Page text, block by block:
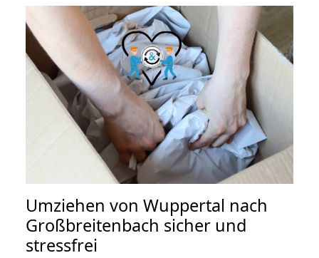
Umziehen von Wuppertal nach
Großbreitenbach sicher und
stressfrei